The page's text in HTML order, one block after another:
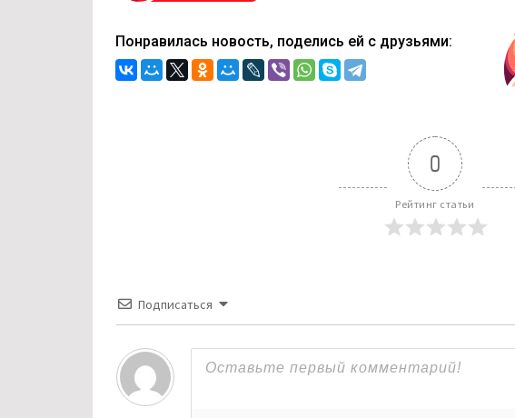
Понравилась новость, поделись ей с друзьями:
0
Рейтинг статьи
Подписаться